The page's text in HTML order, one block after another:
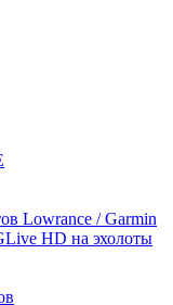
Lowrance / Garmin
HD на эхолоты